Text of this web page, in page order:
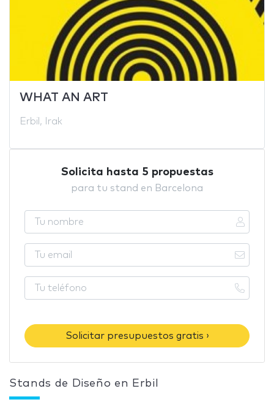
WHAT AN ART
Erbil, Irak
Solicita hasta 5 propuestas
para tu stand en Barcelona
Solicitar presupuestos gratis ›
Stands de Diseño en Erbil